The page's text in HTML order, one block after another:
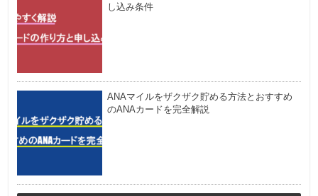
し込み条件
ANAマイルをザクザク貯める方法とおすすめ
のANAカードを完全解説